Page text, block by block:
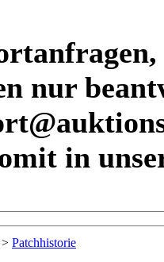
nur
in
> Patchhistorie